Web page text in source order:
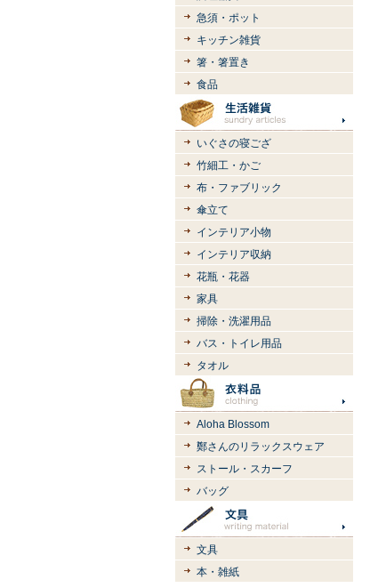
急須・ポット
キッチン雑貨
箸・箸置き
食品
いぐさの寝ござ
竹細工・かご
布・ファブリック
傘立て
インテリア小物
インテリア収納
花瓶・花器
家具
掃除・洗濯用品
バス・トイレ用品
タオル
Aloha Blossom
鄭さんのリラックスウェア
ストール・スカーフ
バッグ
文具
本・雑紙